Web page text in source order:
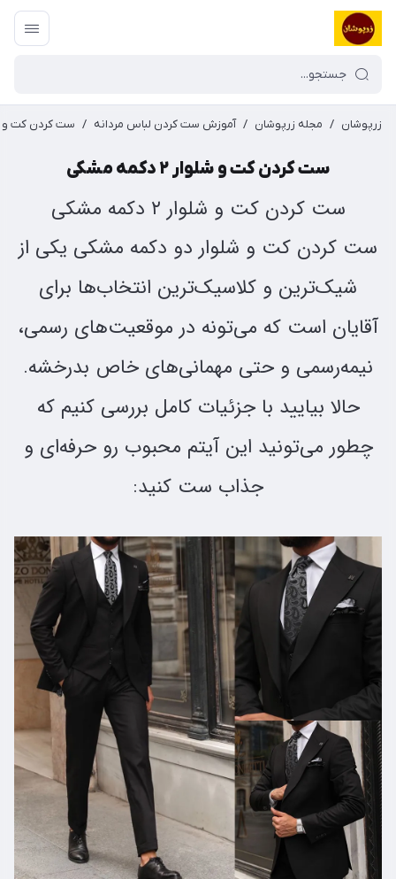
زرپوشان / مجله زرپوشان / آموزش ست کردن لباس مردانه / ست کردن کت و شلوار ۲
ست کردن کت و شلوار ۲ دکمه مشکی
ست کردن کت و شلوار ۲ دکمه مشکی
ست کردن کت و شلوار دو دکمه مشکی یکی از
شیک‌ترین و کلاسیک‌ترین انتخاب‌ها برای
آقایان است که می‌تونه در موقعیت‌های رسمی،
نیمه‌رسمی و حتی مهمانی‌های خاص بدرخشه.
حالا بیایید با جزئیات کامل بررسی کنیم که
چطور می‌تونید این آیتم محبوب رو حرفه‌ای و
جذاب ست کنید: